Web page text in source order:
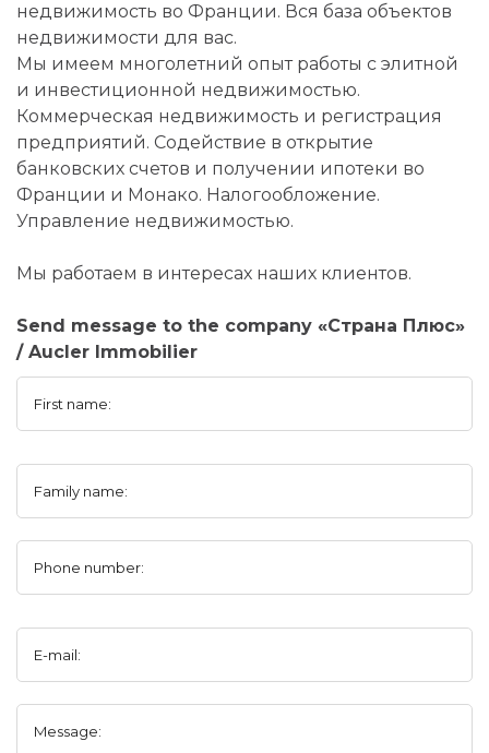
недвижимость во Франции. Вся база объектов
недвижимости для вас.
Мы имеем многолетний опыт работы с элитной
и инвестиционной недвижимостью.
Коммерческая недвижимость и регистрация
предприятий. Содействие в открытие
банковских счетов и получении ипотеки во
Франции и Монако. Налогообложение.
Управление недвижимостью.
Мы работаем в интересах наших клиентов.
Send message to the company «Страна Плюс»
/ Aucler Immobilier
First name:
Family name:
Phone number:
E-mail:
Message: